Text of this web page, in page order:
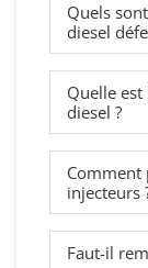
Quels
diesel
Quelle
diesel ?
Comment
injecteurs
Faut-il